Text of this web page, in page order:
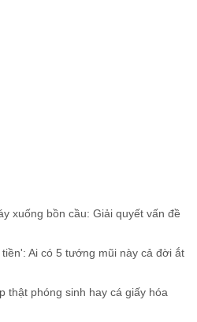
xuống bồn cầu: Giải quyết vấn đề
Ai có 5 tướng mũi này cả đời ắt
thật phóng sinh hay cá giấy hóa